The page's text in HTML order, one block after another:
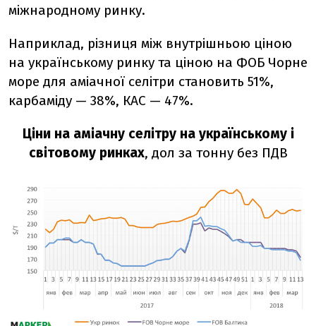
міжнародному ринку.
Наприклад, різниця між внутрішньою ціною
на українському ринку та ціною на ФОБ Чорне
море для аміачної селітри становить 51%,
карбаміду — 38%, КАС — 47%.
Ціни на аміачну селітру на українському і
світовому ринках, дол за тонну без ПДВ